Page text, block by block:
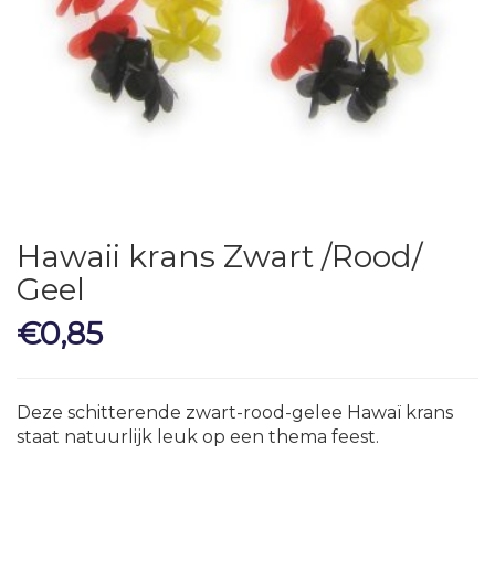
Hawaii krans Zwart /Rood/
Geel
€0,85
Deze schitterende zwart-rood-gelee Hawaï krans
staat natuurlijk leuk op een thema feest.